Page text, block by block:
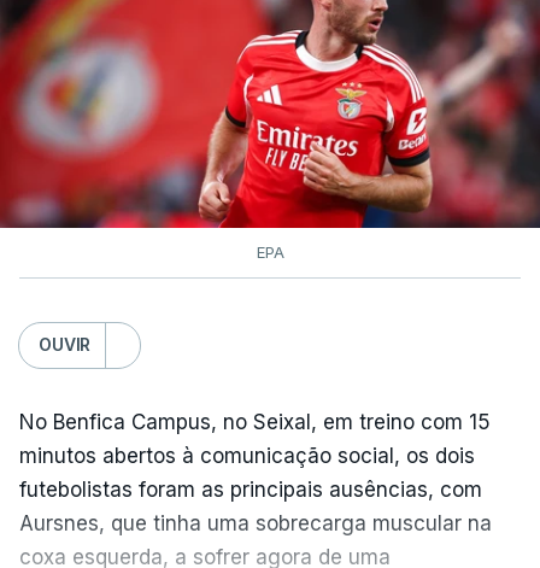
50 quilómetros.
TÓPICOS
Lourinhã Queluz Madison
EPA
OUVIR
No Benfica Campus, no Seixal, em treino com 15
minutos abertos à comunicação social, os dois
futebolistas foram as principais ausências, com
Aursnes, que tinha uma sobrecarga muscular na
coxa esquerda, a sofrer agora de uma